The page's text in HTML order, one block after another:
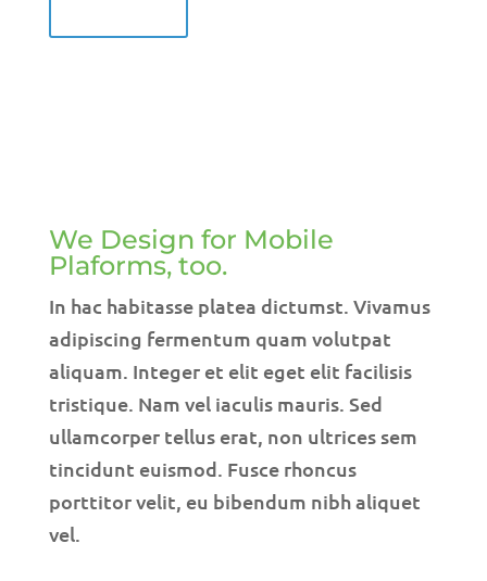
We Design for Mobile
Plaforms, too.
In hac habitasse platea dictumst. Vivamus
adipiscing fermentum quam volutpat
aliquam. Integer et elit eget elit facilisis
tristique. Nam vel iaculis mauris. Sed
ullamcorper tellus erat, non ultrices sem
tincidunt euismod. Fusce rhoncus
porttitor velit, eu bibendum nibh aliquet
vel.